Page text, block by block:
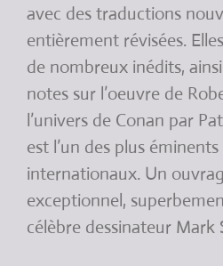
avec des traductions
entièrement révisées.
de nombreux inédits,
notes sur l’oeuvre de
l’univers de Conan par
est l’un des plus
internationaux. Un
exceptionnel,
célèbre dessinateur Mark